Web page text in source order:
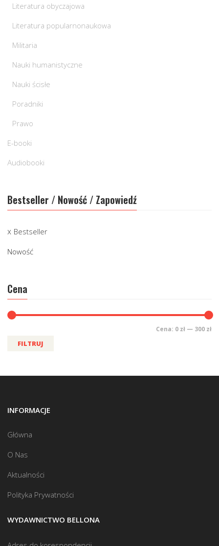
Literatura obyczajowa
Literatura popularnonaukowa
Militaria
Nauki humanistyczne
Nauki ścisłe
Poradniki
Prawo
E-booki
Audiobooki
Bestseller / Nowość / Zapowiedź
Bestseller
Nowość
Cena
FILTRUJ
Cena: 0 zł — 300 zł
INFORMACJE
Główna
O Nas
Aktualności
Polityka Prywatności
WYDAWNICTWO BELLONA